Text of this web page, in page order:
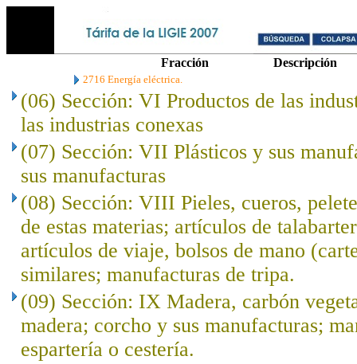
Fracción Descripción
2716 Energía eléctrica.
(06) Sección: VI Productos de las
las industrias conexas
(07) Sección: VII Plásticos y sus
sus manufacturas
(08) Sección: VIII Pieles, cueros,
de estas materias; artículos de
artículos de viaje, bolsos de mano
similares; manufacturas de tripa.
(09) Sección: IX Madera, carbón
madera; corcho y sus manufacturas;
espartería o cestería.